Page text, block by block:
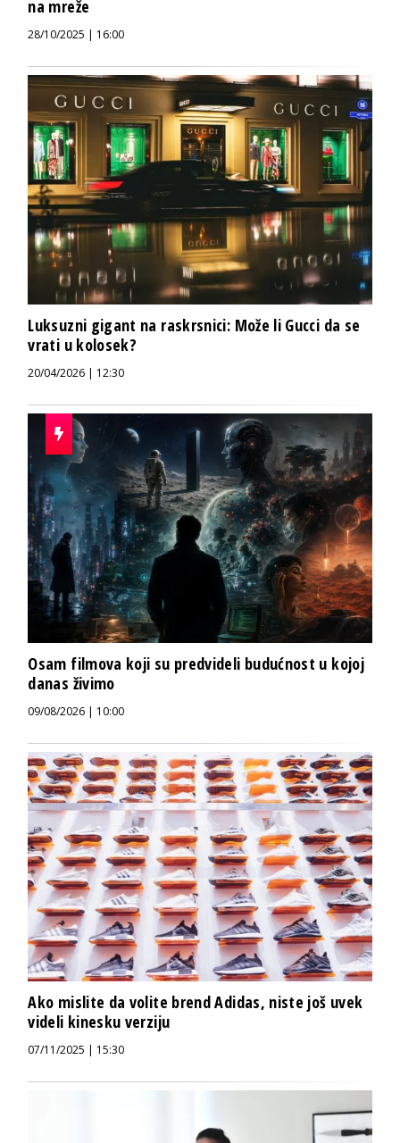
na mreže
28/10/2025 | 16:00
Luksuzni gigant na raskrsnici: Može li Gucci da se
vrati u kolosek?
20/04/2026 | 12:30
Osam filmova koji su predvideli budućnost u kojoj
danas živimo
09/08/2026 | 10:00
Ako mislite da volite brend Adidas, niste još uvek
videli kinesku verziju
07/11/2025 | 15:30